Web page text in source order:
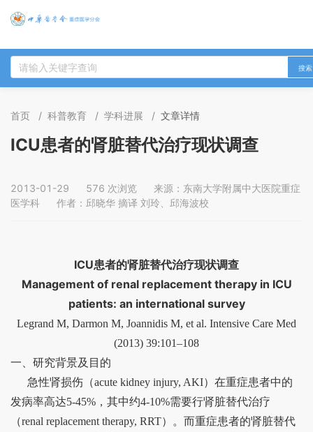
搜索
首页 / 科普教育 / 学科进展 / 文章详情
ICU患者的肾脏替代治疗现状调查
2013-01-29 576 次浏览
来源：东南大学附属中大医院重症
医学科
作者：邱晓华 摘译 刘玲、邱海波校
ICU患者的肾脏替代治疗现状调查
Management of renal replacement therapy in ICU
patients: an international survey
Legrand M, Darmon M, Joannidis M, et al. Intensive Care Med
(2013) 39:101–108
一、研究背景及目的
急性肾损伤（acute kidney injury, AKI）在重症患者中的
发病率高达5-45% ，其中约4-10%需要行肾脏替代治疗
（renal replacement therapy, RRT）。而重症患者的肾脏替代